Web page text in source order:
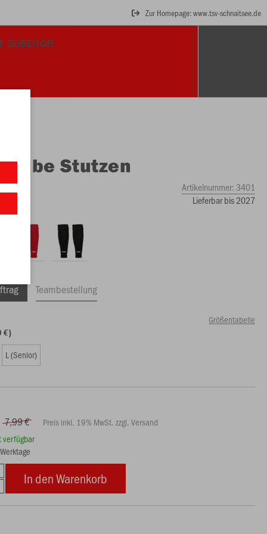
Zur Homepage: www.tsv-schnaitsee.de
ZUBEHÖR
Tube Stutzen
Artikelnummer:3401
Lieferbar bis 2027
Teambestellung
Größentabelle
€)
L (Senior)
7,99 €
Preis inkl. 19% MwSt. zzgl. Versand
verfügbar
In den Warenkorb